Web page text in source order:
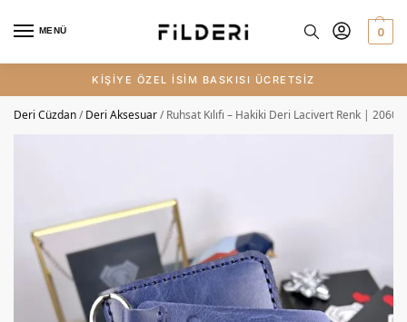
MENÜ 0
KİŞİYE ÖZEL İSİM BASKISI ÜCRETSİZ
Deri Cüzdan/Deri Aksesuar/Ruhsat Kılıfı – Hakiki Deri Lacivert Renk | 2060